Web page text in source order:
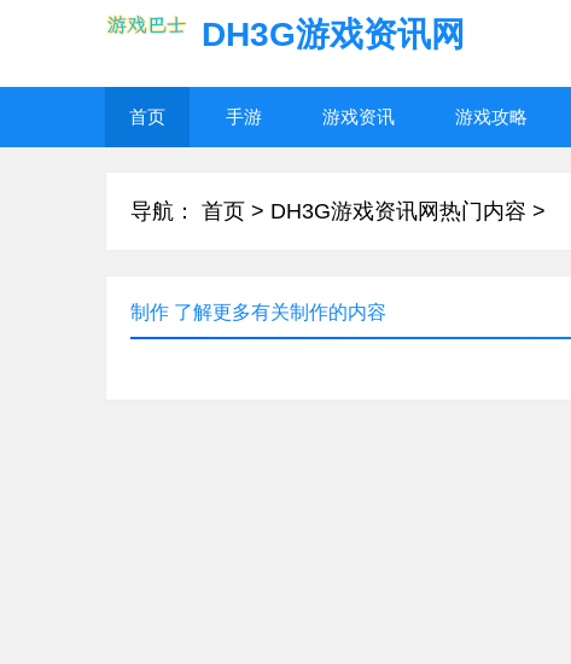
DH3G游戏资讯网
首页 手游 游戏资讯 游戏攻略
导航： 首页 > DH3G游戏资讯网热门内容 >
制作 了解更多有关制作的内容